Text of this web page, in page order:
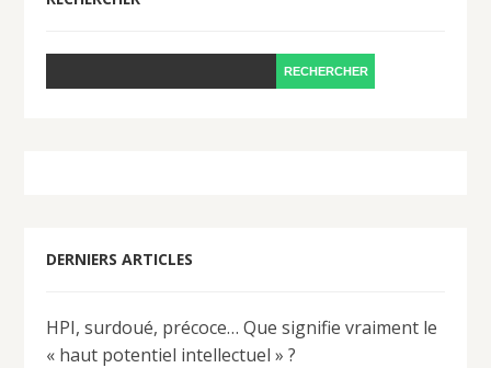
DERNIERS ARTICLES
HPI, surdoué, précoce… Que signifie vraiment le
« haut potentiel intellectuel » ?